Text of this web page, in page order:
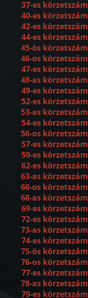
37-es körzetszám
40-es körzetszám
42-es körzetszám
44-es körzetszám
45-ös körzetszám
46-os körzetszám
47-es körzetszám
48-as körzetszám
49-es körzetszám
52-es körzetszám
53-as körzetszám
54-es körzetszám
56-os körzetszám
57-es körzetszám
59-es körzetszám
62-es körzetszám
63-as körzetszám
66-os körzetszám
68-as körzetszám
69-es körzetszám
72-es körzetszám
73-as körzetszám
74-es körzetszám
75-ös körzetszám
76-os körzetszám
77-es körzetszám
78-as körzetszám
79-es körzetszám